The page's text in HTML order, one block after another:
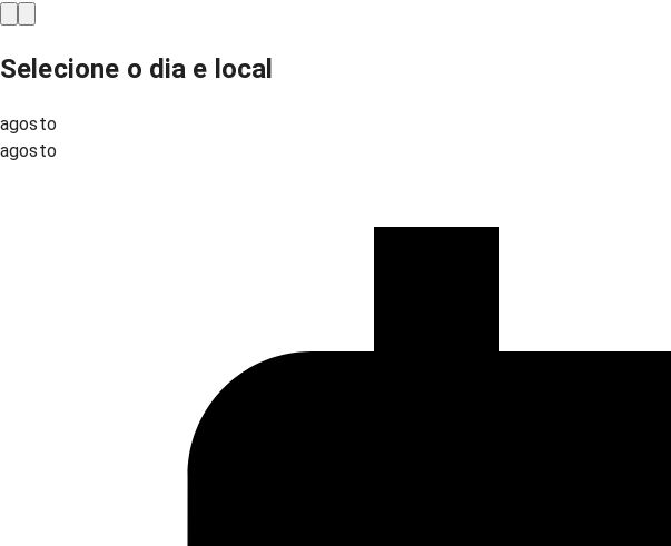
Selecione o dia e local
agosto
agosto